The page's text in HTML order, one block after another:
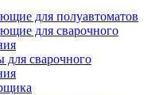
для полуавтоматов
для сварочного
сварочного